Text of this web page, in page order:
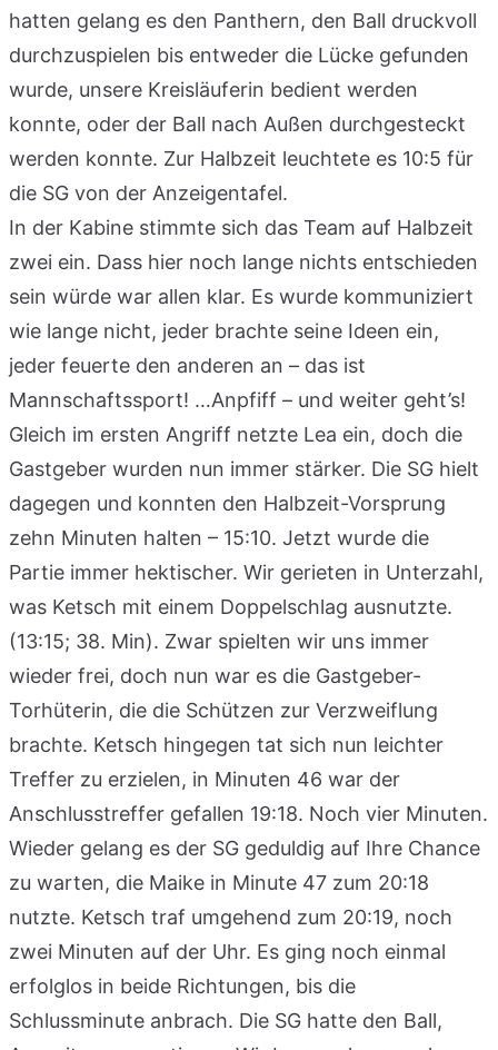
hatten gelang es den Panthern, den Ball druckvoll
durchzuspielen bis entweder die Lücke gefunden
wurde, unsere Kreisläuferin bedient werden
konnte, oder der Ball nach Außen durchgesteckt
werden konnte. Zur Halbzeit leuchtete es 10:5 für
die SG von der Anzeigentafel.
In der Kabine stimmte sich das Team auf Halbzeit
zwei ein. Dass hier noch lange nichts entschieden
sein würde war allen klar. Es wurde kommuniziert
wie lange nicht, jeder brachte seine Ideen ein,
jeder feuerte den anderen an – das ist
Mannschaftssport! …Anpfiff – und weiter geht’s!
Gleich im ersten Angriff netzte Lea ein, doch die
Gastgeber wurden nun immer stärker. Die SG hielt
dagegen und konnten den Halbzeit-Vorsprung
zehn Minuten halten – 15:10. Jetzt wurde die
Partie immer hektischer. Wir gerieten in Unterzahl,
was Ketsch mit einem Doppelschlag ausnutzte.
(13:15; 38. Min). Zwar spielten wir uns immer
wieder frei, doch nun war es die Gastgeber-
Torhüterin, die die Schützen zur Verzweiflung
brachte. Ketsch hingegen tat sich nun leichter
Treffer zu erzielen, in Minuten 46 war der
Anschlusstreffer gefallen 19:18. Noch vier Minuten.
Wieder gelang es der SG geduldig auf Ihre Chance
zu warten, die Maike in Minute 47 zum 20:18
nutzte. Ketsch traf umgehend zum 20:19, noch
zwei Minuten auf der Uhr. Es ging noch einmal
erfolglos in beide Richtungen, bis die
Schlussminute anbrach. Die SG hatte den Ball,